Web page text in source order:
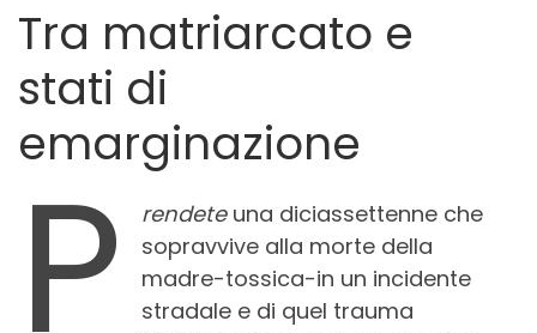
Tra matriarcato e
stati di
emarginazione
P rendeteuna diciassettenne che
sopravvive alla morte della
madre-tossica-in un incidente
stradale e di quel trauma